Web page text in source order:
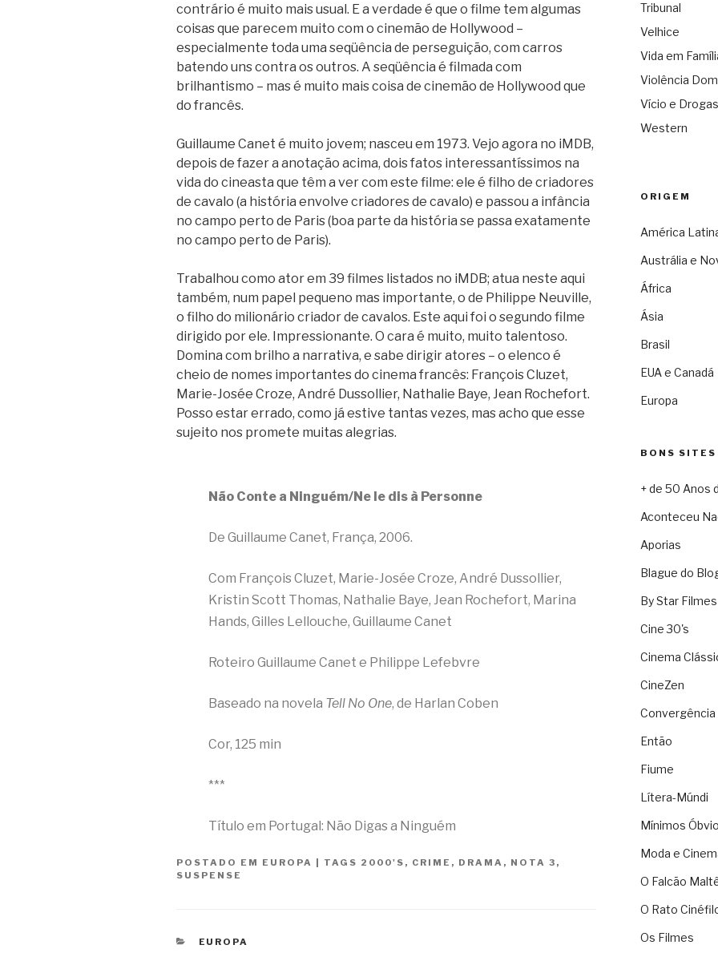
contrário é muito mais usual. E a verdade é que o filme tem algumas
coisas que parecem muito com o cinemão de Hollywood –
especialmente toda uma seqüência de perseguição, com carros
batendo uns contra os outros. A seqüência é filmada com
brilhantismo – mas é muito mais coisa de cinemão de Hollywood que
do francês.
Guillaume Canet é muito jovem; nasceu em 1973. Vejo agora no iMDB,
depois de fazer a anotação acima, dois fatos interessantíssimos na
vida do cineasta que têm a ver com este filme: ele é filho de criadores
de cavalo (a história envolve criadores de cavalo) e passou a infância
no campo perto de Paris (boa parte da história se passa exatamente
no campo perto de Paris).
Trabalhou como ator em 39 filmes listados no iMDB; atua neste aqui
também, num papel pequeno mas importante, o de Philippe Neuville,
o filho do milionário criador de cavalos. Este aqui foi o segundo filme
dirigido por ele. Impressionante. O cara é muito, muito talentoso.
Domina com brilho a narrativa, e sabe dirigir atores – o elenco é
cheio de nomes importantes do cinema francês: François Cluzet,
Marie-Josée Croze, André Dussollier, Nathalie Baye, Jean Rochefort.
Posso estar errado, como já estive tantas vezes, mas acho que esse
sujeito nos promete muitas alegrias.
Não Conte a Ninguém/Ne le dis à Personne
De Guillaume Canet, França, 2006.
Com François Cluzet, Marie-Josée Croze, André Dussollier,
Kristin Scott Thomas, Nathalie Baye, Jean Rochefort, Marina
Hands, Gilles Lellouche, Guillaume Canet
Roteiro Guillaume Canet e Philippe Lefebvre
Baseado na novela Tell No One, de Harlan Coben
Cor, 125 min
***
Título em Portugal: Não Digas a Ninguém
POSTADO EM EUROPA | TAGS 2000'S , CRIME , DRAMA , NOTA 3 ,
SUSPENSE
CATEGORIAS
EUROPA
Tribunal
Velhice
Vida em
Violência
Vício e Drogas
Western
ORIGEM
América
Austrália e
África
Ásia
Brasil
EUA e Canadá
Europa
BONS SITES
+ de 50 Anos
Aconteceu
Aporias
Blague do
By Star Filmes
Cine 30's
Cinema
CineZen
Convergência
Então
Fiume
Lítera-Múndi
Mínimos
Moda e
O Falcão
O Rato
Os Filmes